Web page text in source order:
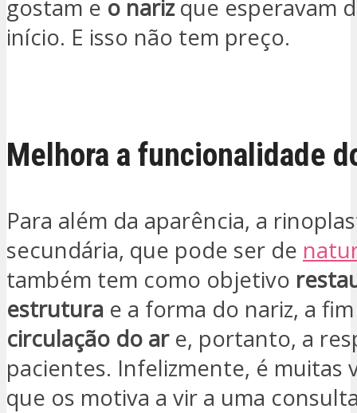
gostam e o narizque esperavam
início. E isso não tem preço.
Melhora a funcionalidade
Para além da aparência, a
secundária, que pode ser de
também tem como objetivo
estrutura e a forma do nariz, a
circulação do are, portanto, a
pacientes. Infelizmente, é muitas
que os motiva a vir a uma